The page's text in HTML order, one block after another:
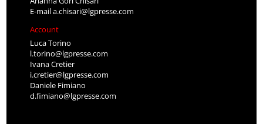
E-maila.chisari@lgpresse.com
Account
Luca Torino
l.torino@lgpresse.com
Ivana Cretier
i.cretier@lgpresse.com
Daniele Fimiano
d.fimiano@lgpresse.com